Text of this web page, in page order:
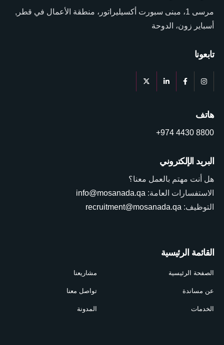
مرسى 1، مبنى سبورت أكسيليراتور، منطقة الأعمال في قطر,
أسباير زون، الدوحة
تابعونا
هاتف
+974 4430 8800
البريد الإلكتروني
هل أنت مهتم بالعمل معنا؟
الاستفسارات العامة: info@mosanada.qa
التوظيف: recruitment@mosanada.qa
القائمة الرئيسية
الصفحة الرئيسية
عن مساندة
الخدمات
مشاريعنا
تواصل معنا
المدونة